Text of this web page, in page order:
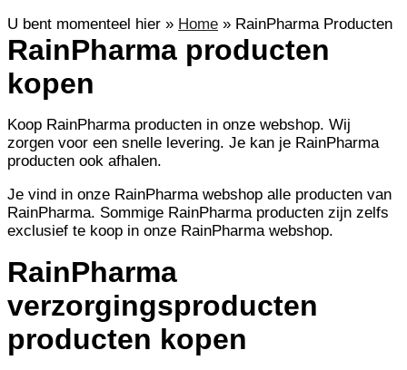
U bent momenteel hier » Home » RainPharma Producten
RainPharma producten
kopen
Koop RainPharma producten in onze webshop. Wij
zorgen voor een snelle levering. Je kan je RainPharma
producten ook afhalen.
Je vind in onze RainPharma webshop alle producten van
RainPharma. Sommige RainPharma producten zijn zelfs
exclusief te koop in onze RainPharma webshop.
RainPharma
verzorgingsproducten
producten kopen